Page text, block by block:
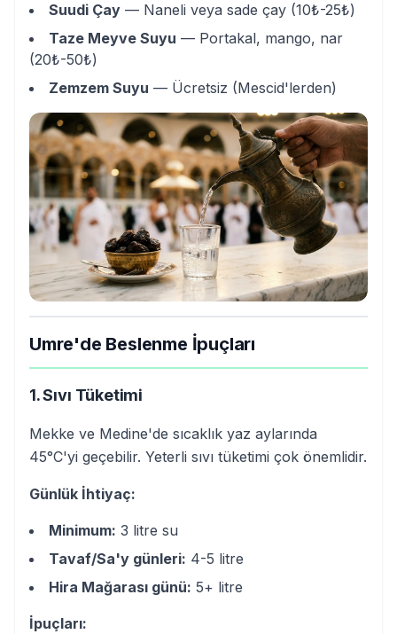
Suudi Çay — Naneli veya sade çay (10₺-25₺)
Taze Meyve Suyu — Portakal, mango, nar
(20₺-50₺)
Zemzem Suyu — Ücretsiz (Mescid'lerden)
Umre'de Beslenme İpuçları
1. Sıvı Tüketimi
Mekke ve Medine'de sıcaklık yaz aylarında
45°C'yi geçebilir. Yeterli sıvı tüketimi çok önemlidir.
Günlük İhtiyaç:
Minimum: 3 litre su
Tavaf/Sa'y günleri: 4-5 litre
Hira Mağarası günü: 5+ litre
İpuçları: